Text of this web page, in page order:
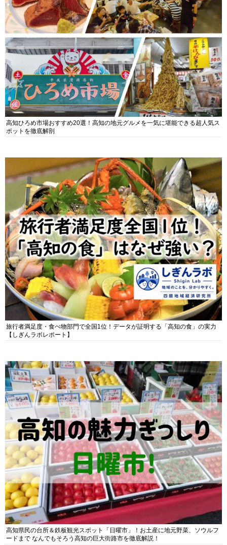
高知ひろめ市場おすすめ20選！高知の地元グルメを一気に堪能できる超人気ス
ポットを徹底解剖
旅行者満足度・食べ物部門で全国1位！データが証明する「高知の食」の実力
【しぎんラボレポート】
高知県民の台所＆鉄板観光スポット「日曜市」！お土産に地元野菜、ソウルフ
ードまで なんでもそろう高知の巨大街路市を徹底解説！